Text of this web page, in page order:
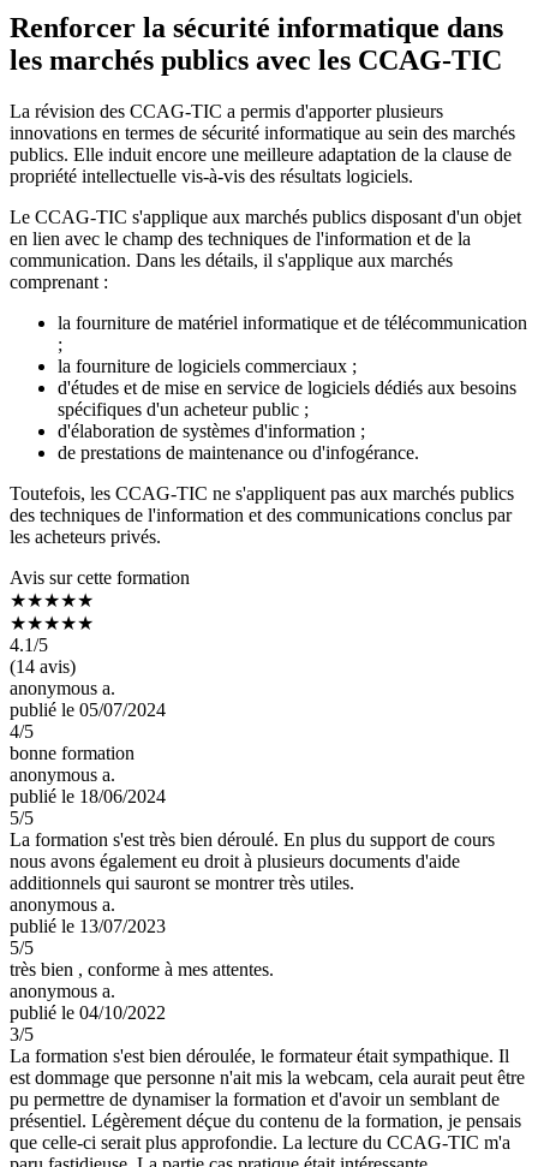
Renforcer la sécurité informatique dans
les marchés publics avec les CCAG-TIC
La révision des CCAG-TIC a permis d'apporter plusieurs
innovations en termes de sécurité informatique au sein des marchés
publics. Elle induit encore une meilleure adaptation de la clause de
propriété intellectuelle vis-à-vis des résultats logiciels.
Le CCAG-TIC s'applique aux marchés publics disposant d'un objet
en lien avec le champ des techniques de l'information et de la
communication. Dans les détails, il s'applique aux marchés
comprenant :
la fourniture de matériel informatique et de télécommunication
;
la fourniture de logiciels commerciaux ;
d'études et de mise en service de logiciels dédiés aux besoins
spécifiques d'un acheteur public ;
d'élaboration de systèmes d'information ;
de prestations de maintenance ou d'infogérance.
Toutefois, les CCAG-TIC ne s'appliquent pas aux marchés publics
des techniques de l'information et des communications conclus par
les acheteurs privés.
Avis sur cette formation
★★★★★
★★★★★
4.1/5
(14 avis)
anonymous a.
publié le 05/07/2024
4/5
bonne formation
anonymous a.
publié le 18/06/2024
5/5
La formation s'est très bien déroulé. En plus du support de cours
nous avons également eu droit à plusieurs documents d'aide
additionnels qui sauront se montrer très utiles.
anonymous a.
publié le 13/07/2023
5/5
très bien , conforme à mes attentes.
anonymous a.
publié le 04/10/2022
3/5
La formation s'est bien déroulée, le formateur était sympathique. Il
est dommage que personne n'ait mis la webcam, cela aurait peut être
pu permettre de dynamiser la formation et d'avoir un semblant de
présentiel. Légèrement déçue du contenu de la formation, je pensais
que celle-ci serait plus approfondie. La lecture du CCAG-TIC m'a